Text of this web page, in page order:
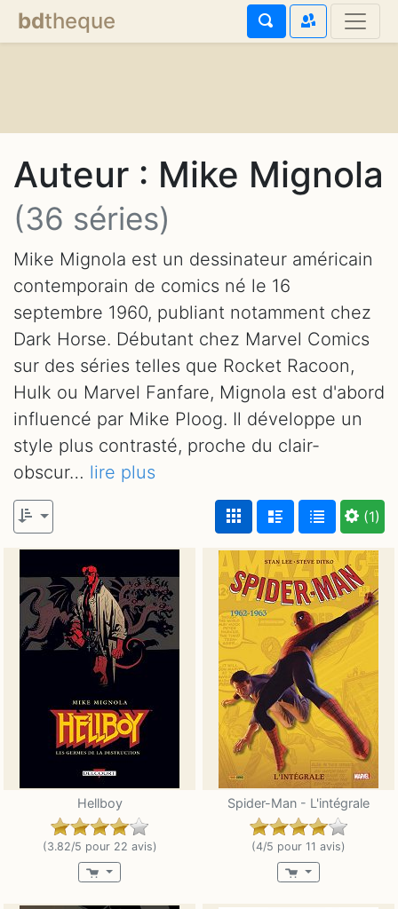
bdtheque
Auteur : Mike Mignola
(36 séries)
Mike Mignola est un dessinateur américain
contemporain de comics né le 16
septembre 1960, publiant notamment chez
Dark Horse. Débutant chez Marvel Comics
sur des séries telles que Rocket Racoon,
Hulk ou Marvel Fanfare, Mignola est d'abord
influencé par Mike Ploog. Il développe un
style plus contrasté, proche du clair-
obscur… lire plus
(1)
Hellboy
(3.82/5 pour 22 avis)
Spider-Man - L'intégrale
(4/5 pour 11 avis)